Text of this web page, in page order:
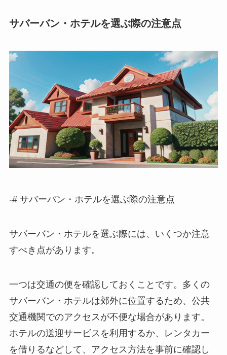
サバーバン・ホテルを選ぶ際の注意点
-# サバーバン・ホテルを選ぶ際の注意点
サバーバン・ホテルを選ぶ際には、いくつか注意
すべき点があります。
一つは交通の便を確認しておくこと です。多くの
サバーバン・ホテルは郊外に位置するため、公共
交通機関でのアクセスが不便な場合があります。
ホテルの送迎サービスを利用するか、レンタカー
を借りるなどして、アクセス方法を事前に確認し